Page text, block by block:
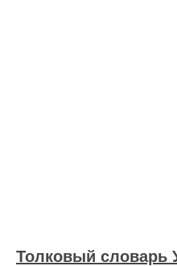
Толковый словарь